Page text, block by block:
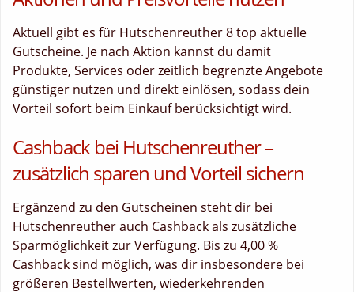
Aktuell gibt es für Hutschenreuther 8 top aktuelle
Gutscheine. Je nach Aktion kannst du damit
Produkte, Services oder zeitlich begrenzte Angebote
günstiger nutzen und direkt einlösen, sodass dein
Vorteil sofort beim Einkauf berücksichtigt wird.
Cashback bei Hutschenreuther –
zusätzlich sparen und Vorteil sichern
Ergänzend zu den Gutscheinen steht dir bei
Hutschenreuther auch Cashback als zusätzliche
Sparmöglichkeit zur Verfügung. Bis zu 4,00 %
Cashback sind möglich, was dir insbesondere bei
größeren Bestellwerten, wiederkehrenden